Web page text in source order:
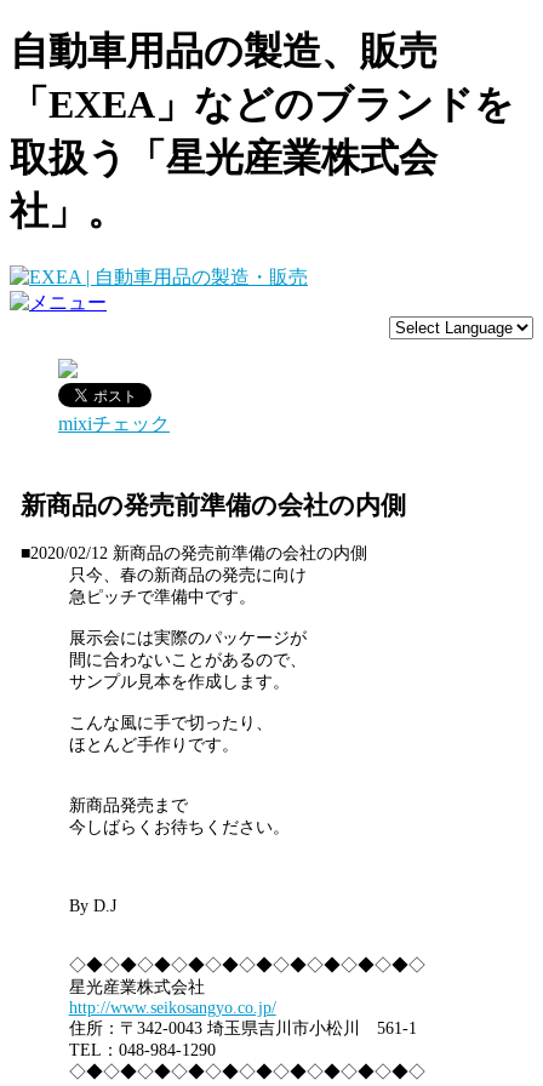
自動車用品の製造、販売
「EXEA」などのブランドを
取扱う「星光産業株式会
社」。
mixiチェック
新商品の発売前準備の会社の内側
■2020/02/12 新商品の発売前準備の会社の内側
只今、春の新商品の発売に向け
急ピッチで準備中です。
展示会には実際のパッケージが
間に合わないことがあるので、
サンプル見本を作成します。
こんな風に手で切ったり、
ほとんど手作りです。
新商品発売まで
今しばらくお待ちください。
By D.J
◇◆◇◆◇◆◇◆◇◆◇◆◇◆◇◆◇◆◇◆◇
星光産業株式会社
http://www.seikosangyo.co.jp/
住所：〒342-0043 埼玉県吉川市小松川 561-1
TEL：048-984-1290
◇◆◇◆◇◆◇◆◇◆◇◆◇◆◇◆◇◆◇◆◇